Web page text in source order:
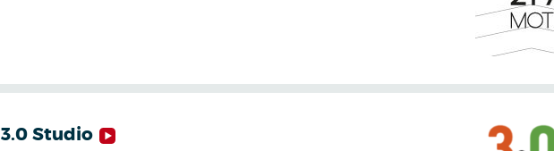
3.0 Studio